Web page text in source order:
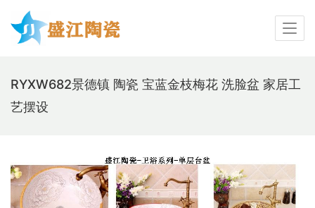
RYXW682景德镇 陶瓷 宝蓝金枝梅花 洗脸盆 家居工
艺摆设